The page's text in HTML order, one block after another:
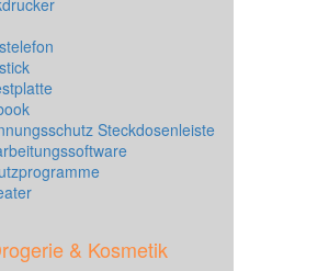
Steckdosenleiste
& Kosmetik